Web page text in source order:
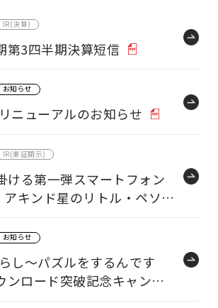
IR(決算)
第3四半期決算短信
お知らせ
ニューアルのお知らせ
IR(東証開示)
ける第一弾スマートフォン
キンド星のリトル・ペソ」
お知らせ
し～パズルをするんです
ンロード突破記念キャンペ